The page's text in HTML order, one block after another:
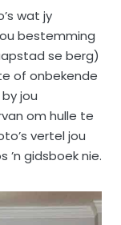
wat jy
bestemming
se berg)
of onbekende
jou
om hulle te
vertel jou
’n gidsboek nie.